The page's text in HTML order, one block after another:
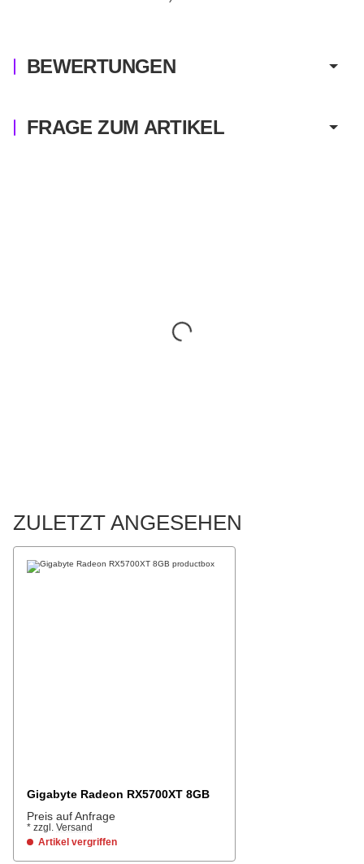
BEWERTUNGEN
FRAGE ZUM ARTIKEL
ZULETZT ANGESEHEN
Gigabyte Radeon RX5700XT 8GB
Preis auf Anfrage
* zzgl. Versand
Artikel vergriffen